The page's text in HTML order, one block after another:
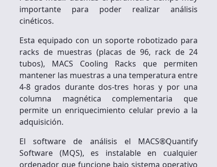
importante para poder realizar análisis
cinéticos.
Esta equipado con un soporte robotizado para
racks de muestras (placas de 96, rack de 24
tubos), MACS Cooling Racks que permiten
mantener las muestras a una temperatura entre
4-8 grados durante dos-tres horas y por una
columna magnética complementaria que
permite un enriquecimiento celular previo a la
adquisición.
El software de análisis el MACS®Quantify
Software (MQS), es instalable en cualquier
ordenador que funcione bajo sistema operativo